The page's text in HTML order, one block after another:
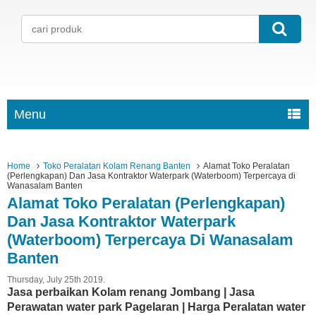
Menu
Home Toko Peralatan Kolam Renang Banten
Alamat Toko Peralatan
(Perlengkapan) Dan Jasa Kontraktor Waterpark (Waterboom) Terpercaya di
Wanasalam Banten
Alamat Toko Peralatan (Perlengkapan)
Dan Jasa Kontraktor Waterpark
(Waterboom) Terpercaya Di Wanasalam
Banten
Thursday, July 25th 2019.
Jasa perbaikan Kolam renang Jombang | Jasa
Perawatan water park Pagelaran | Harga Peralatan water